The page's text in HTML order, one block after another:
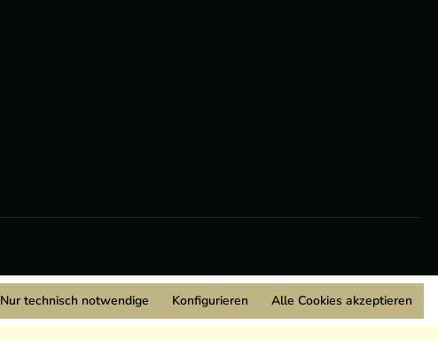
Wir sind Mitglied:
Nur technisch notwendige Konfigurieren Alle Cookies akzeptieren